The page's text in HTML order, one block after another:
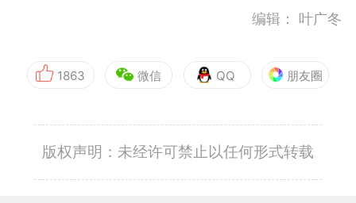
编辑： 叶广冬
1863 微信 QQ 朋友圈
版权声明：未经许可禁止以任何形式转载